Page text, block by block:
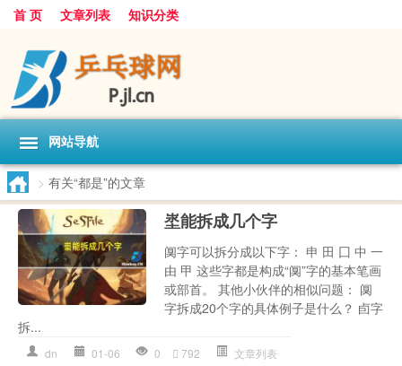
首 页 文章列表 知识分类
网站导航
> 有关“都是”的文章
埊能拆成几个字
阒字可以拆分成以下字： 申 田 囗 中 一
由 甲 这些字都是构成“阒”字的基本笔画
或部首。 其他小伙伴的相似问题： 阒
字拆成20个字的具体例子是什么？ 卣字
拆...
dn 01-06 0 792 文章列表